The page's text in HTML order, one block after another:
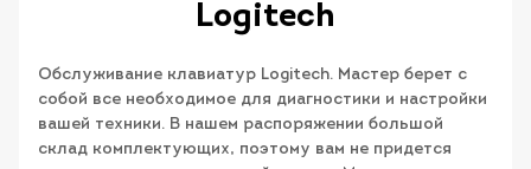
Logitech
Обслуживание клавиатур Logitech. Мастер берет с
собой все необходимое для диагностики и настройки
вашей техники. В нашем распоряжении большой
склад комплектующих, поэтому вам не придется